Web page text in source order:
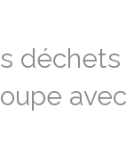
déchets
avec